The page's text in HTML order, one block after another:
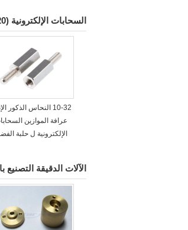
السحابات الإلكترونية (20)
10-32 النحاس الذكور
عرافة الموازين
الإلكترونية ل حلبة
الآلات الدقيقة